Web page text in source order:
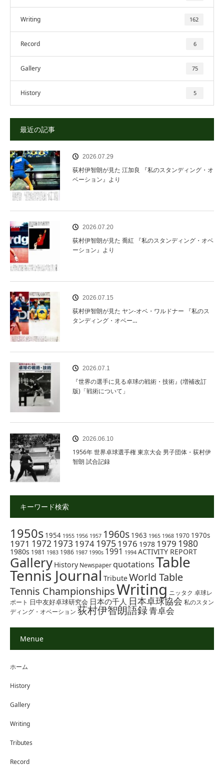
Writing 162
Record 6
Gallery 75
History 5
最近の記事
2026.07.29
荻村伊智朗が見た 江加良 『私のスタンディング・オ
ベーション』より
2026.07.20
荻村伊智朗が見た 喬紅 『私のスタンディング・オベ
ーション』より
2026.07.15
荻村伊智朗が見た ヤン‐オベ・ワルドナー 『私のス
タンディング・オベー…
2026.07.1
『世界の選手に見る卓球の戦術・技術』(増補改訂
版)「戦術について」
2026.06.10
1956年 世界卓球選手権 東京大会 男子団体・荻村伊
智朗 試合記録
キーワード検索
1950s 1954 1955 1956 1957 1960s 1963 1965 1968 1970 1970s
1971 19721973 197419751976 1978 1979 1980
1980s 1981 1983 1986 1987 1990s 1991 1994 ACTIVITY REPORT
Gallery History Newspaper quotationsTable
Tennis Journal TributeWorld Table
Tennis ChampionshipsWriting ニッタク 卓球レ
ポート 日中友好卓球研究会 日本の千人 日本卓球協会 私のスタン
ディング・オベーション 荻村伊智朗語録青卓会
Menue
ホーム
History
Gallery
Writing
Tributes
Record